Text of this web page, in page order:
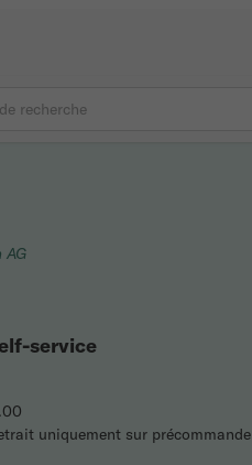
AG
service
uniquement sur précommande